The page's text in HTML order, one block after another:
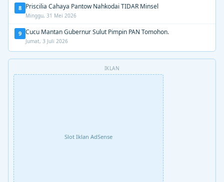
8 Priscilia Cahaya Pantow Nahkodai TIDAR Minsel
Minggu, 31 Mei 2026
9 Cucu Mantan Gubernur Sulut Pimpin PAN Tomohon.
Jumat, 3 Juli 2026
IKLAN
Slot Iklan AdSense